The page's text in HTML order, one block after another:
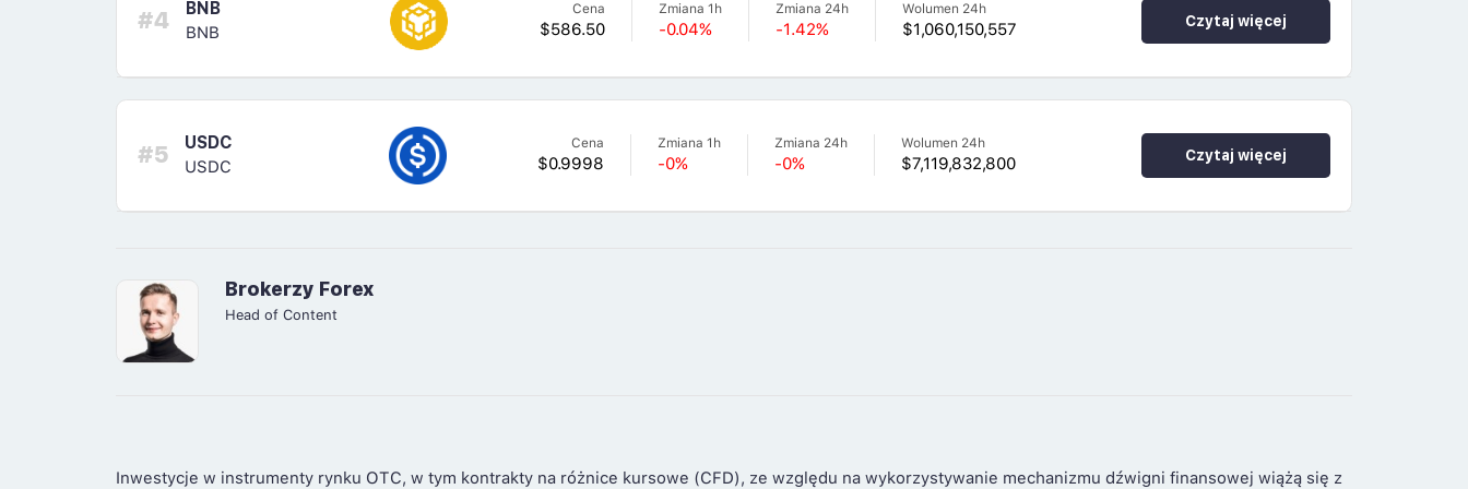
#4
BNB
BNB
Cena
$586.50
Zmiana 1h
-0.04%
Zmiana 24h
-1.42%
Wolumen 24h
$1,060,150,557 Czytaj więcej
#5
USDC
USDC
Cena
$0.9998
Zmiana 1h
-0%
Zmiana 24h
-0%
Wolumen 24h
$7,119,832,800 Czytaj więcej
Brokerzy Forex
Head of Content
Inwestycje w instrumenty rynku OTC, w tym kontrakty na różnice kursowe (CFD), ze względu na wykorzystywanie mechanizmu dźwigni finansowej wiążą się z